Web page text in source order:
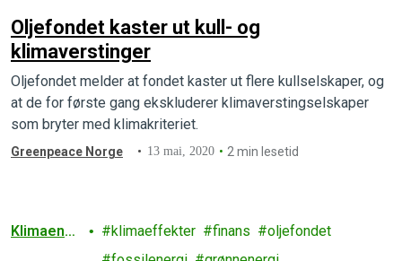
Oljefondet kaster ut kull- og
klimaverstinger
Oljefondet melder at fondet kaster ut flere kullselskaper, og
at de for første gang ekskluderer klimaverstingselskaper
som bryter med klimakriteriet.
Greenpeace Norge 13 mai, 2020 2 min lesetid
Klimaendri
klimaeffekter finans
oljefondet